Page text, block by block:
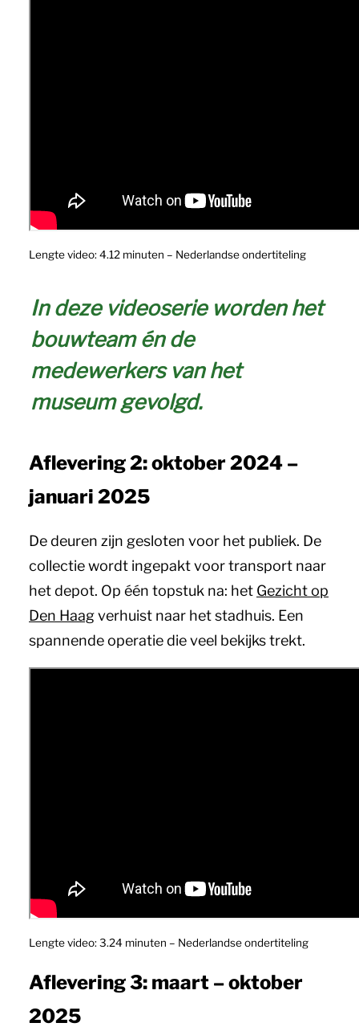
Lengte video: 4.12 minuten – Nederlandse ondertiteling
In deze videoserie worden het
bouwteam én de
medewerkers van het
museum gevolgd.
Aflevering 2: oktober 2024 –
januari 2025
De deuren zijn gesloten voor het publiek. De
collectie wordt ingepakt voor transport naar
het depot. Op één topstuk na: het Gezicht op
Den Haagverhuist naar het stadhuis. Een
spannende operatie die veel bekijks trekt.
Lengte video: 3.24 minuten – Nederlandse ondertiteling
Aflevering 3: maart – oktober
2025